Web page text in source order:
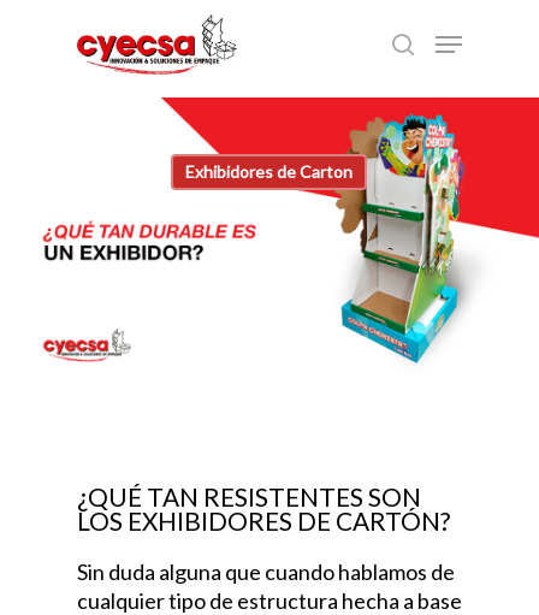
search
Menu
Exhibidores de Carton
¿QUÉ TAN RESISTENTES SON
LOS EXHIBIDORES DE CARTÓN?
Sin duda alguna que cuando hablamos de
cualquier tipo de estructura hecha a base